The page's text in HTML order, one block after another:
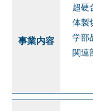
事業内容
超硬
体製
学部
関連